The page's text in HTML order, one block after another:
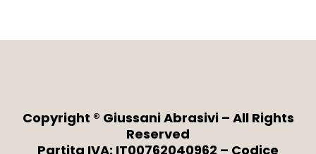
Copyright ® Giussani Abrasivi – All Rights
Reserved
Partita IVA: IT00762040962 – Codice